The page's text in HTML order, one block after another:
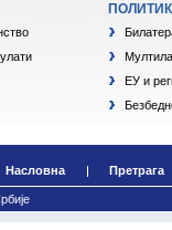
ЕУ и
Насловна Претрага